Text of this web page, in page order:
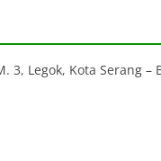
3, Legok, Kota Serang –